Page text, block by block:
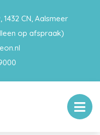
CN, Aalsmeer
op afspraak)